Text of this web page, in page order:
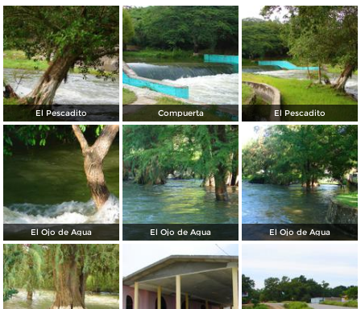
El Pescadito Compuerta El Pescadito
El Ojo de Agua El Ojo de Agua El Ojo de Agua